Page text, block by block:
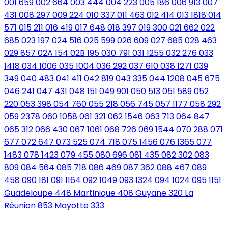
431 008297 009224 010337 011 463012 414 0131818014
571 015211 016 419017 648018397 019300021 662022
685023197 024 516025 599026609027 685028 463
029857 02A 154 02B 195030 791 031 1255032276033
1418034 10060351004 036292037 6100381271 039
349040 483041 411 042819043335044 1208045675
046241 047 431 048151 049901 050 513051 589052
220053398054 760055218056 745057 1177 058292
05923780601058061 321 0621546063 713064 847
065312066 430067 1061 068 7260691544 070288071
677 072647 073 525074 71807514560761365077
14830781423079 455080696081 435082302083
809084 564 085 718086 469087 362088 467 089
458090181 091 1164 09210490931324 094 1024 0951151
Guadeloupe 448 Martinique 408Guyane320 La
Réunion853 Mayotte333